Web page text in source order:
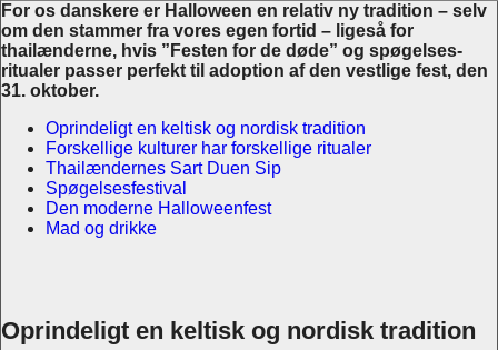
For os danskere er Halloween en relativ ny tradition – selv
om den stammer fra vores egen fortid – ligeså for
thailænderne, hvis ”Festen for de døde” og spøgelses-
ritualer passer perfekt til adoption af den vestlige fest, den
31. oktober.
Oprindeligt en keltisk og nordisk tradition
Forskellige kulturer har forskellige ritualer
Thailændernes Sart Duen Sip
Spøgelsesfestival
Den moderne Halloweenfest
Mad og drikke
Oprindeligt en keltisk og nordisk tradition